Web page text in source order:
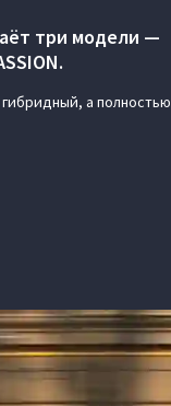
три модели —
а полностью